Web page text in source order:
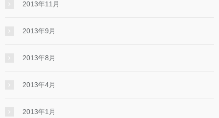
2013年11月
2013年9月
2013年8月
2013年4月
2013年1月